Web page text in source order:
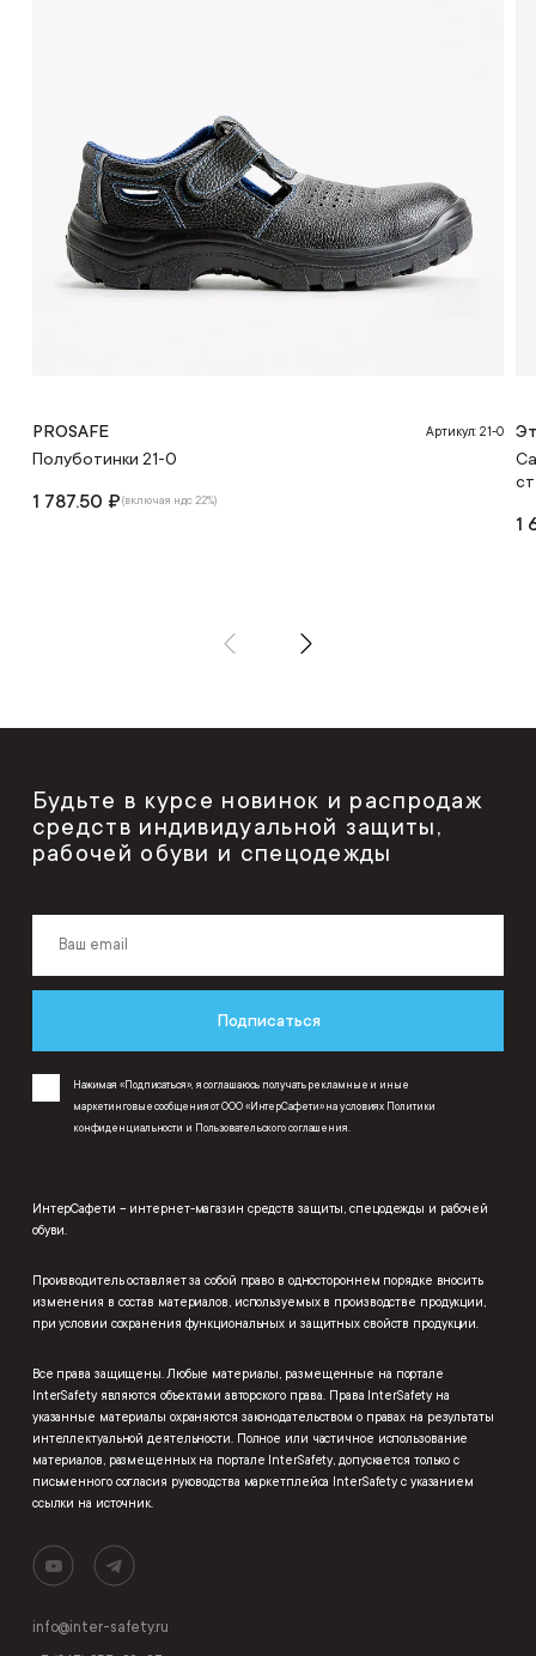
PROSAFE Артикул: 21-0
Полуботинки 21-0
1 787.50 ₽(включая ндс 22%)
1
Будьте в курсе новинок и распродаж
средств индивидуальной защиты,
рабочей обуви и спецодежды
Подписаться
Нажимая «Подписаться», я соглашаюсь получать рекламные и иные
маркетинговые сообщения от ООО «ИнтерСафети» на условиях Политики
конфиденциальности и Пользовательского соглашения
ИнтерСафети – интернет-магазин средств защиты, спецодежды и рабочей
обуви.
Производитель оставляет за собой право в одностороннем порядке вносить
изменения в состав материалов, используемых в производстве продукции,
при условии сохранения функциональных и защитных свойств продукции.
Все права защищены. Любые материалы, размещенные на портале
InterSafety являются объектами авторского права. Права InterSafety на
указанные материалы охраняются законодательством о правах на результаты
интеллектуальной деятельности. Полное или частичное использование
материалов, размещенных на портале InterSafety, допускается только с
письменного согласия руководства маркетплейса InterSafety с указанием
ссылки на источник.
info@inter-safety.ru